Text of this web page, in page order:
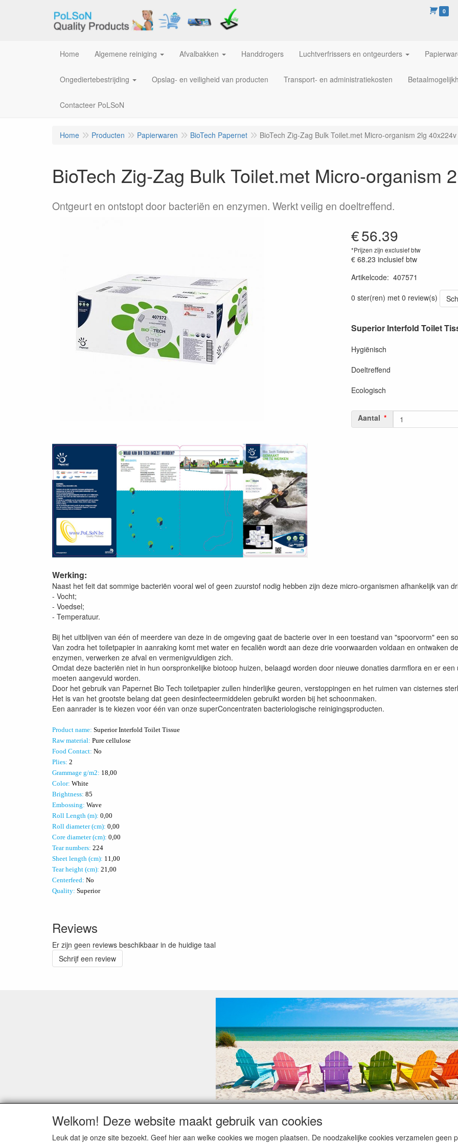
0
Home Algemene reiniging Afvalbakken Handdrogers Luchtverfrissers en ontgeurders
Ongediertebestrijding Opslag- en veiligheid van producten Transport- en administratiekosten
Contacteer PoLSoN
Home Producten Papierwaren BioTech Papernet BioTech Zig-Zag Bulk Toilet.met Micro-organism 2lg 40x224v
BioTech Zig-Zag Bulk Toilet.met Micro-organism
Ontgeurt en ontstopt door bacteriën en enzymen. Werkt veilig en doeltreffend.
€56.39
*Prijzen zijn exclusief btw
€ 68.23 inclusief btw
Artikelcode: 407571
0 ster(ren) met 0 review(s)
Superior Interfold Toilet
Hygiënisch
Doeltreffend
Ecologisch
Aantal
Werking:
Naast het feit dat sommige bacteriën vooral wel of geen zuurstof nodig hebben zijn deze micro-organismen afhankelijk van
- Vocht;
- Voedsel;
- Temperatuur.
Bij het uitblijven van één of meerdere van deze in de omgeving gaat de bacterie over in een toestand van "spoorvorm" een
Van zodra het toiletpapier in aanraking komt met water en fecaliën wordt aan deze drie voorwaarden voldaan en ontwaken
enzymen, verwerken ze afval en vermenigvuldigen zich.
Omdat deze bacteriën niet in hun oorspronkelijke biotoop huizen, belaagd worden door nieuwe donaties darmflora en er
moeten aangevuld worden.
Door het gebruik van Papernet Bio Tech toiletpapier zullen hinderlijke geuren, verstoppingen en het ruimen van cisternes
Het is van het grootste belang dat geen desinfecteermiddelen gebruikt worden bij het schoonmaken.
Een aanrader is te kiezen voor één van onze superConcentraten bacteriologische reinigingsproducten.
Product name: Superior Interfold Toilet Tissue
Raw material: Pure cellulose
Food Contact: No
Plies: 2
Grammage g/m2: 18,00
Color: White
Brightness: 85
Embossing: Wave
Roll Length (m): 0,00
Roll diameter (cm): 0,00
Core diameter (cm): 0,00
Tear numbers: 224
Sheet length (cm): 11,00
Tear height (cm): 21,00
Centerfeed: No
Quality: Superior
Reviews
Er zijn geen reviews beschikbaar in de huidige taal
Schrijf een review
Geachte klant,
Zoals elk jaar zorgt de verlofperiode, naast een hoop heugelijke momenten van feest en rust, ook de traditionele
Sommige fabrikanten sluiten of werken met een vakantiebezetting.
Welkom! Deze website maakt gebruik van cookies
Leuk dat je onze site bezoekt. Geef hier aan welke cookies we mogen plaatsen. De noodzakelijke cookies verzamelen